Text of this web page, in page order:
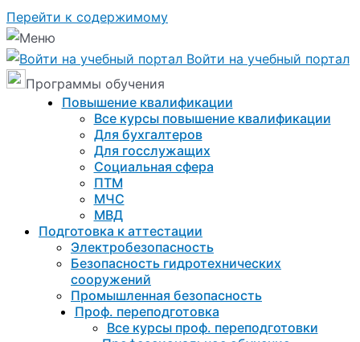
Перейти к содержимому
Войти на учебный портал
Программы обучения
Повышение квалификации
Все курсы повышение квалификации
Для бухгалтеров
Для госслужащих
Социальная сфера
ПТМ
МЧС
МВД
Подготовка к aттестации
Электробезопасность
Безопасность гидротехнических
сооружений
Промышленная безопасность
Проф. переподготовка
Все курсы проф. переподготовки